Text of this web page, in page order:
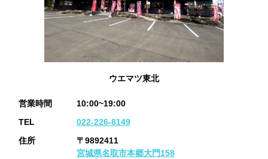
ウエマツ東北
営業時間
10:00~19:00
TEL
022-226-8149
住所
〒9892411
宮城県名取市本郷大門158